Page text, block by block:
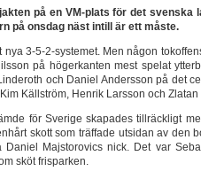
på en VM-plats för det svenska
på onsdag näst intill är ett måste.
3-5-2-systemet. Men någon
på högerkanten mest spelat
och Daniel Andersson på det
Källström, Henrik Larsson och
för Sverige skapades tillräckligt
skott som träffade utsidan av den
Majstorovics nick. Det var
sköt frisparken.